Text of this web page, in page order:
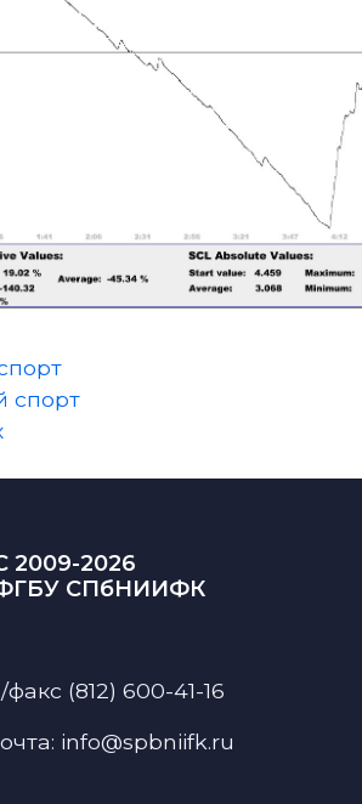
спорт
2009-2026
СПбНИИФК
факс (812) 600-41-16
info@spbniifk.ru